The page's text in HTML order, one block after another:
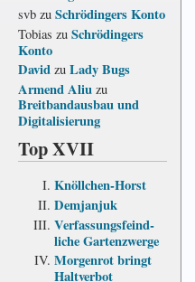
svb zu Schrödingers Konto
Tobias zu Schrödingers
Konto
David zu Lady Bugs
Armend Aliu zu
Breitbandausbau und
Digitalisierung
Top XVII
Knöllchen-Horst
Demjanjuk
Verfassungs­feind­
liche Garten­zwerge
Morgenrot bringt
Haltverbot